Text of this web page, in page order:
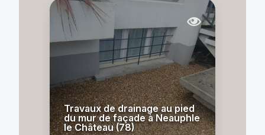
Travaux de drainage au pied
du mur de façade à Neauphle
le Château (78)